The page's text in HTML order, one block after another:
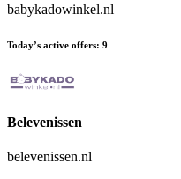
babykadowinkel.nl
Today’s active offers: 9
Belevenissen
belevenissen.nl